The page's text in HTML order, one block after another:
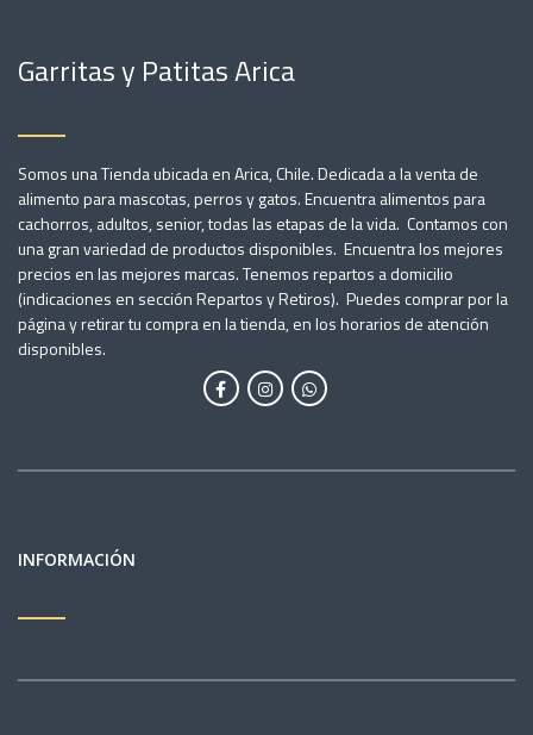
Garritas y Patitas Arica
Somos una Tienda ubicada en Arica, Chile. Dedicada a la venta de
alimento para mascotas, perros y gatos. Encuentra alimentos para
cachorros, adultos, senior, todas las etapas de la vida. Contamos con
una gran variedad de productos disponibles. Encuentra los mejores
precios en las mejores marcas. Tenemos repartos a domicilio
(indicaciones en sección Repartos y Retiros). Puedes comprar por la
página y retirar tu compra en la tienda, en los horarios de atención
disponibles.
INFORMACIÓN